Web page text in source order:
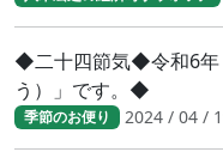
◆二十四節気◆令和6年
う）」です。◆
季節のお便り 2024 / 04 /